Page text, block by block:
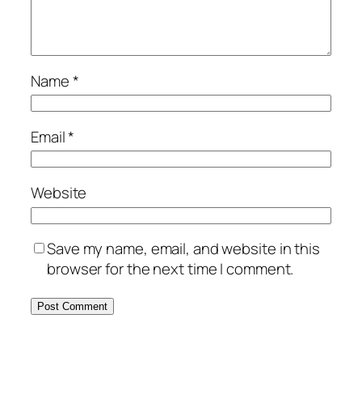
Name*
Email*
Website
Save my name, email, and website in this
browser for the next time I comment.